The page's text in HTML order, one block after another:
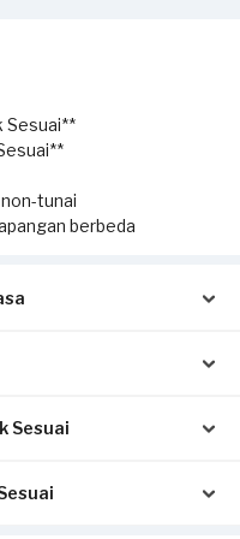
Sesuai**
tunai
berbeda
jasa
saja sesuai dengan
pesanan.
Sesuai
dari Sejasa sesuai